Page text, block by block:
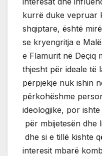
kurrë duke vepruar
shqiptare, është
se kryengritja e
e Flamurit në Deçiq
thjesht për ideale të
përpjekje nuk ishin
përkohëshme
ideologjike, por
për mbijetesën dhe
dhe si e tillë kishte
interesit mbarë